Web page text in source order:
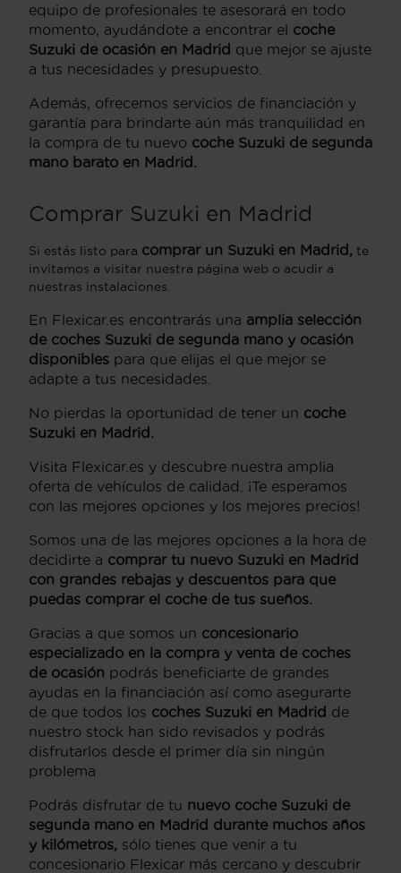
equipo de profesionales te asesorará en todo
momento, ayudándote a encontrar el coche
Suzuki de ocasión en Madrid que mejor se ajuste
a tus necesidades y presupuesto.
Además, ofrecemos servicios de financiación y
garantía para brindarte aún más tranquilidad en
la compra de tu nuevo coche Suzuki de segunda
mano barato en Madrid.
Comprar Suzuki en Madrid
Si estás listo para comprar un Suzuki en Madrid, te
invitamos a visitar nuestra página web o acudir a
nuestras instalaciones.
En Flexicar.es encontrarás una amplia selección
de coches Suzuki de segunda mano y ocasión
disponibles para que elijas el que mejor se
adapte a tus necesidades.
No pierdas la oportunidad de tener un coche
Suzuki en Madrid.
Visita Flexicar.es y descubre nuestra amplia
oferta de vehículos de calidad. ¡Te esperamos
con las mejores opciones y los mejores precios!
Somos una de las mejores opciones a la hora de
decidirte a comprar tu nuevo Suzuki en Madrid
con grandes rebajas y descuentos para que
puedas comprar el coche de tus sueños.
Gracias a que somos un concesionario
especializado en la compra y venta de coches
de ocasión podrás beneficiarte de grandes
ayudas en la financiación así como asegurarte
de que todos los coches Suzuki en Madrid de
nuestro stock han sido revisados y podrás
disfrutarlos desde el primer día sin ningún
problema
Podrás disfrutar de tu nuevo coche Suzuki de
segunda mano en Madrid durante muchos años
y kilómetros, sólo tienes que venir a tu
concesionario Flexicar más cercano y descubrir